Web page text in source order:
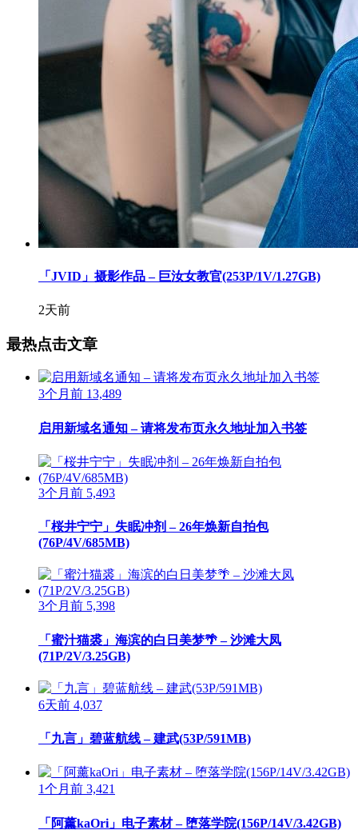
「JVID」摄影作品 – 巨汝女教官(253P/1V/1.27GB)
2天前
最热点击文章
3个月前 13,489
启用新域名通知 – 请将发布页永久地址加入书签
3个月前 5,493
「桜井宁宁」失眠冲剂 – 26年焕新自拍包
(76P/4V/685MB)
3个月前 5,398
「蜜汁猫裘」海滨的白日美梦🌴 – 沙滩大凤
(71P/2V/3.25GB)
6天前 4,037
「九言」碧蓝航线 – 建武(53P/591MB)
1个月前 3,421
「阿薰kaOri」电子素材 – 堕落学院(156P/14V/3.42GB)